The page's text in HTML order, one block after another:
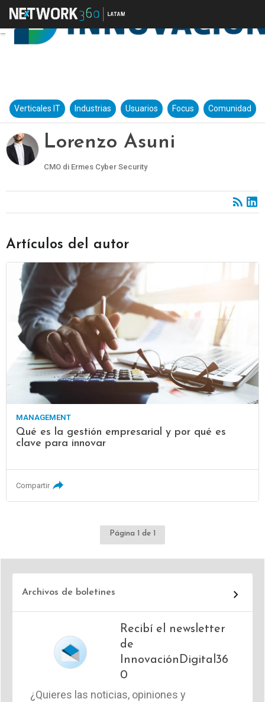
Verticales IT Industrias Usuarios Focus Comunidad
Lorenzo Asuni
CMO di Ermes Cyber Security
Artículos del autor
MANAGEMENT
Qué es la gestión empresarial y por qué es
clave para innovar
Compartir
Página 1 de 1
Archivos de boletines
Recibí el newsletter
de
InnovaciónDigital36
0
¿Quieres las noticias, opiniones y